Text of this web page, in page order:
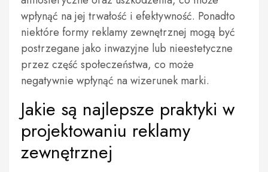
wpłynąć na jej trwałość i efektywność. Ponadto
niektóre formy reklamy zewnętrznej mogą być
postrzegane jako inwazyjne lub nieestetyczne
przez część społeczeństwa, co może
negatywnie wpłynąć na wizerunek marki.
Jakie są najlepsze praktyki w
projektowaniu reklamy
zewnętrznej